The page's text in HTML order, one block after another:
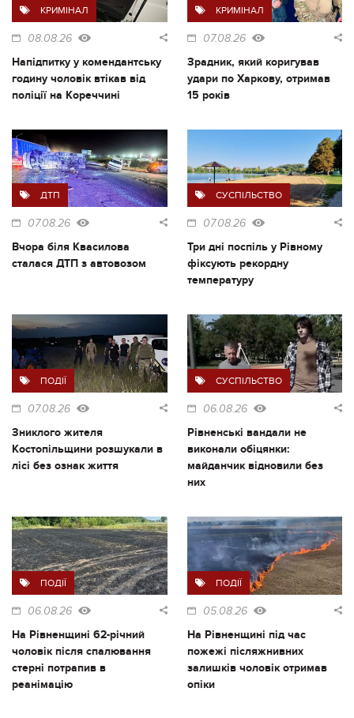
КРИМІНАЛ
08.08.26
Напідпитку у комендантську
годину чоловік втікав від
поліції на Кореччині
КРИМІНАЛ
07.08.26
Зрадник, який коригував
удари по Харкову, отримав
15 років
ДТП
07.08.26
Вчора біля Квасилова
сталася ДТП з автовозом
СУСПІЛЬСТВО
07.08.26
Три дні поспіль у Рівному
фіксують рекордну
температуру
ПОДІЇ
07.08.26
Зниклого жителя
Костопільщини розшукали в
лісі без ознак життя
СУСПІЛЬСТВО
06.08.26
Рівненські вандали не
виконали обіцянки:
майданчик відновили без
них
ПОДІЇ
06.08.26
На Рівненщині 62-річний
чоловік після спалювання
стерні потрапив в
реанімацію
ПОДІЇ
05.08.26
На Рівненщині під час
пожежі післяжнивних
залишків чоловік отримав
опіки